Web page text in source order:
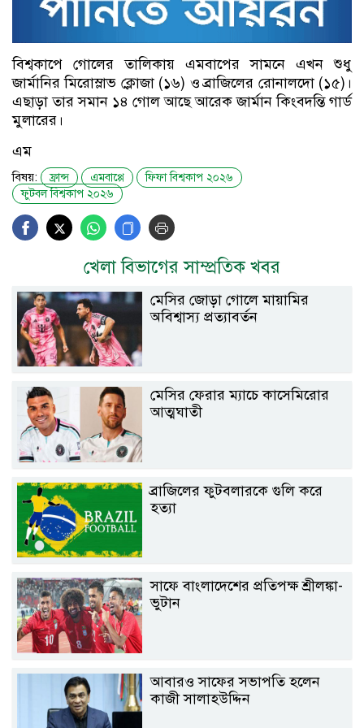
বিশ্বকাপে গোলের তালিকায় এমবাপের সামনে এখন শুধু
জার্মানির মিরোস্লাভ ক্লোজা (১৬) ও ব্রাজিলের রোনালদো (১৫)।
এছাড়া তার সমান ১৪ গোল আছে আরেক জার্মান কিংবদন্তি গার্ড
মুলারের।
এম
বিষয়: ফ্রান্স এমবাপ্পে
ফিফা বিশ্বকাপ ২০২৬
ফুটবল বিশ্বকাপ ২০২৬
খেলা বিভাগের সাম্প্রতিক খবর
মেসির জোড়া গোলে মায়ামির
অবিশ্বাস্য প্রত্যাবর্তন
মেসির ফেরার ম্যাচে কাসেমিরোর
আত্মঘাতী
ব্রাজিলের ফুটবলারকে গুলি করে
হত্যা
সাফে বাংলাদেশের প্রতিপক্ষ শ্রীলঙ্কা-
ভুটান
আবারও সাফের সভাপতি হলেন
কাজী সালাহউদ্দিন